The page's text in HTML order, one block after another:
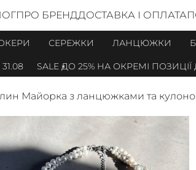
ПРО БРЕНДДОСТАВКА І ОПЛАТА
СЕРЕЖКИ ЛАНЦЮЖКИ
SALE ДО 25% НА ОКРЕМІ ПОЗИЦІЇ ДО
Майорка з ланцюжками та